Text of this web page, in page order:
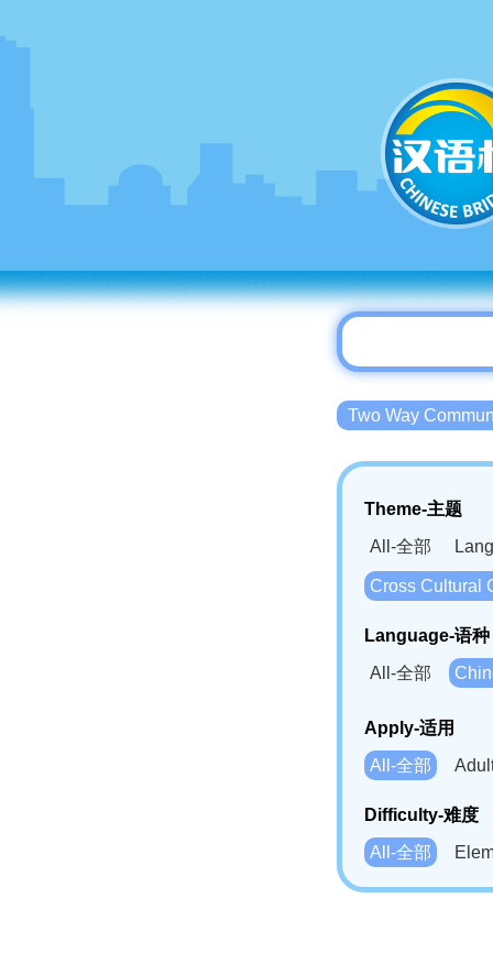
Two Way
Theme-主题
All-全部
Cross Cultural
Language-语种
All-全部
Bahasa
Swahili(SW)-
Apply-适用
All-全部
Difficulty-难度
All-全部